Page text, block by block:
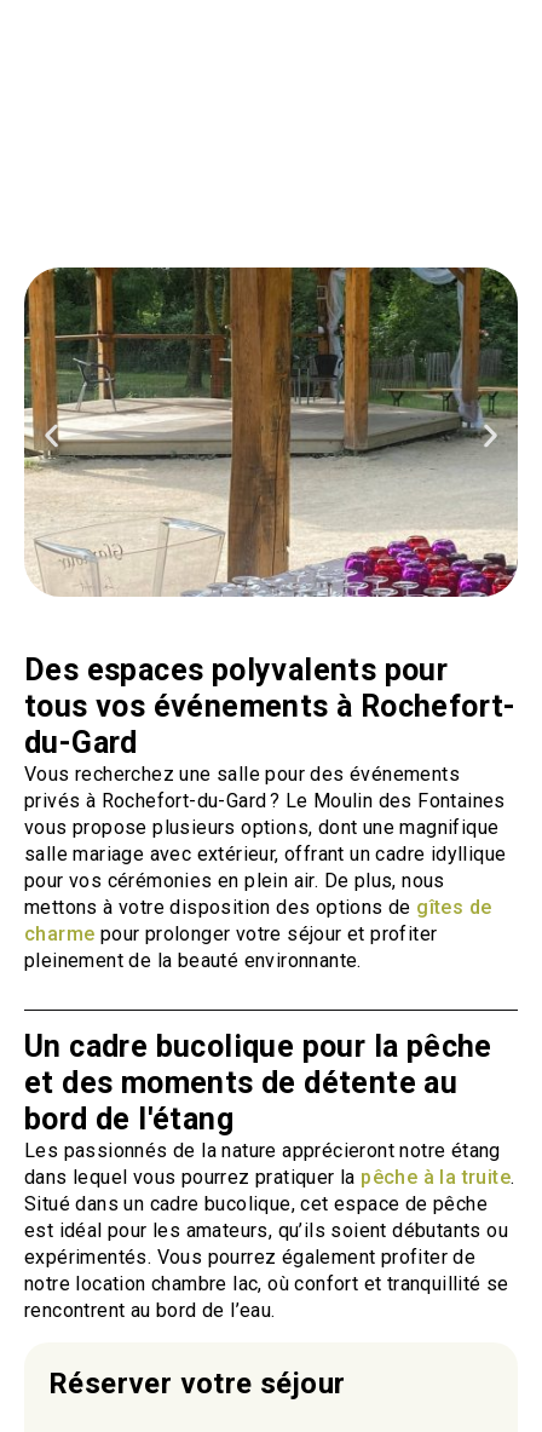
Des espaces polyvalents pour
tous vos événements à Rochefort-
du-Gard
Vous recherchez une salle pour des événements
privés à Rochefort-du-Gard ? Le Moulin des Fontaines
vous propose plusieurs options, dont une magnifique
salle mariage avec extérieur, offrant un cadre idyllique
pour vos cérémonies en plein air. De plus, nous
mettons à votre disposition des options de gîtes de
charme pour prolonger votre séjour et profiter
pleinement de la beauté environnante.
Un cadre bucolique pour la pêche
et des moments de détente au
bord de l'étang
Les passionnés de la nature apprécieront notre étang
dans lequel vous pourrez pratiquer la pêche à la truite.
Situé dans un cadre bucolique, cet espace de pêche
est idéal pour les amateurs, qu’ils soient débutants ou
expérimentés. Vous pourrez également profiter de
notre location chambre lac, où confort et tranquillité se
rencontrent au bord de l’eau.
Réserver votre séjour